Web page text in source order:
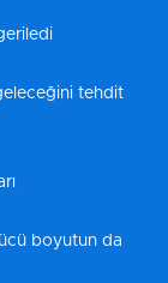
tehdit
boyutun da